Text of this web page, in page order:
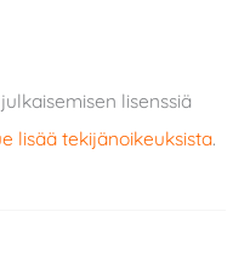
lisenssiä
lisää tekijänoikeuksista.